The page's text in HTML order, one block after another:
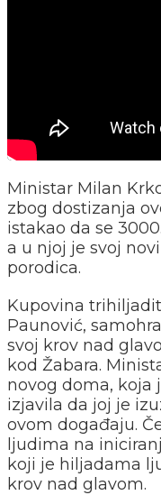
Ministar Milan
zbog dostizanja
istakao da se
a u njoj je svoj
porodica.
Kupovina
Paunović,
svoj krov nad
kod Žabara.
novog doma, koja
izjavila da joj je
ovom događaju.
ljudima na
koji je hiljadama
krov nad glavom.